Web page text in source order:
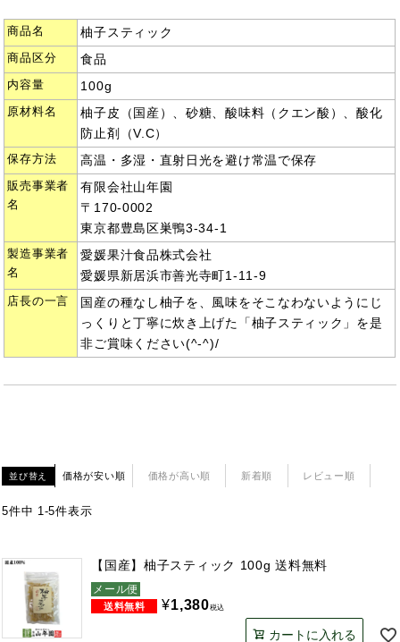
商品名 柚子スティック
商品区分 食品
内容量 100g
原材料名
柚子皮（国産）、砂糖、酸味料（クエン酸）、酸化
防止剤（V.C）
保存方法 高温・多湿・直射日光を避け常温で保存
販売事業者
名
有限会社山年園
〒170-0002
東京都豊島区巣鴨3-34-1
製造事業者
名
愛媛果汁食品株式会社
愛媛県新居浜市善光寺町1-11-9
店長の一言
国産の種なし柚子を、風味をそこなわないようにじ
っくりと丁寧に炊き上げた「柚子スティック」を是
非ご賞味ください(^-^)/
並び替え 価格が安い順 価格が高い順 新着順 レビュー順
5件中 1-5件表示
【国産】柚子スティック 100g 送料無料
メール便
¥1,380税込
カートに入れる